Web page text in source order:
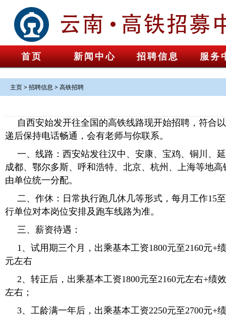
首页 新闻中心 招聘信息 服务
主页>招聘信息 >高铁招聘
自西安始发开往全国的高铁线路现开始招聘，符合
递后保持电话畅通，会有老师与你联系。
一、线路：西安站发往汉中、安康、宝鸡、铜川、
成都、鄂尔多斯、呼和浩特、北京、杭州、上海等地
由单位统一分配。
二、作休：日常执行跑几休几等形式，每月工作15
行单位对本岗位安排及跑车线路为准。
三、薪资待遇：
1、试用期三个月，出乘基本工资1800元至2160元+
元左右
2、转正后，出乘基本工资1800元至2160元左右+绩
左右；
3、工龄满一年后，出乘基本工资2250元至2700元+